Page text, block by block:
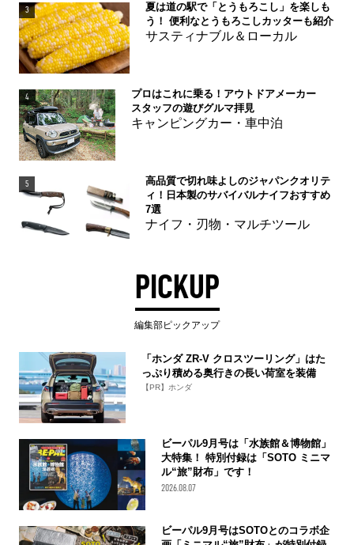
3
夏は道の駅で「とうもろこし」を楽しも
う！ 便利なとうもろこしカッターも紹介
サスティナブル＆ローカル
4
プロはこれに乗る！アウトドアメーカー
スタッフの遊びグルマ拝見
キャンピングカー・車中泊
5
高品質で切れ味よしのジャパンクオリテ
ィ！日本製のサバイバルナイフおすすめ
7選
ナイフ・刃物・マルチツール
PICKUP
編集部ピックアップ
「ホンダ ZR-V クロスツーリング」はた
っぷり積める奥行きの長い荷室を装備
【PR】ホンダ
ビーパル9月号は「水族館＆博物館」
大特集！ 特別付録は「SOTO ミニマ
ル“旅”財布」です！
2026.08.07
ビーパル9月号はSOTOとのコラボ企